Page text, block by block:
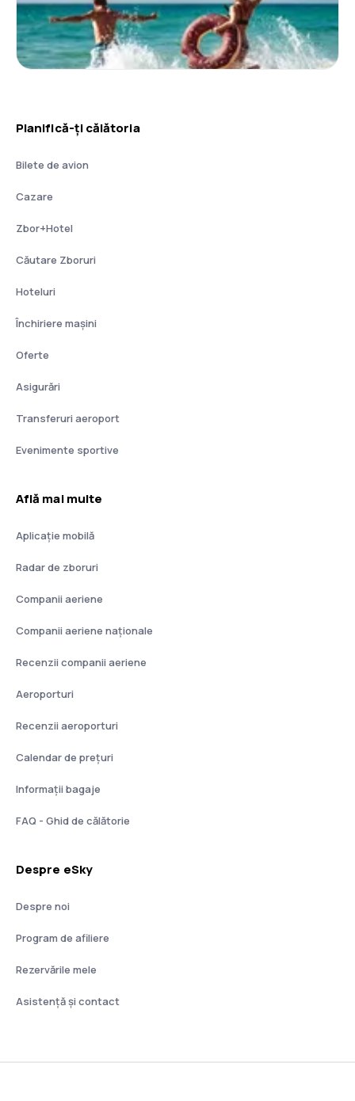
Planifică-ți călătoria
Bilete de avion
Cazare
Zbor+Hotel
Căutare Zboruri
Hoteluri
Închiriere mașini
Oferte
Asigurări
Transferuri aeroport
Evenimente sportive
Află mai multe
Aplicație mobilă
Radar de zboruri
Companii aeriene
Companii aeriene naţionale
Recenzii companii aeriene
Aeroporturi
Recenzii aeroporturi
Calendar de prețuri
Informații bagaje
FAQ - Ghid de călătorie
Despre eSky
Despre noi
Program de afiliere
Rezervările mele
Asistenţă şi contact